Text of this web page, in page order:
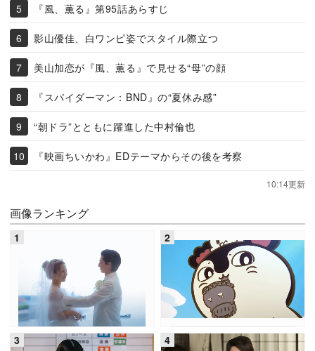
『風、薫る』第95話あらすじ
影山優佳、白ワンピ姿でスタイル際立つ
美山加恋が『風、薫る』で見せる“母”の顔
『スパイダーマン：BND』の“夏休み感”
“朝ドラ”とともに躍進した中村倫也
『映画ちいかわ』EDテーマからその後を考察
10:14更新
画像ランキング